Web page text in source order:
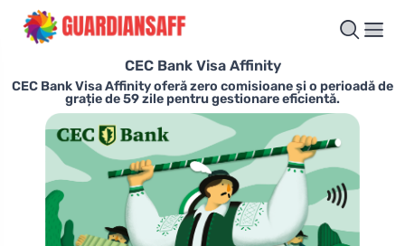
CEC Bank Visa Affinity
CEC Bank Visa Affinity oferă zero comisioane și o perioadă de
grație de 59 zile pentru gestionare eficientă.